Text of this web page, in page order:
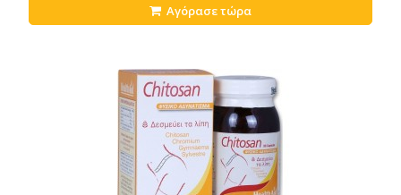
Αγόρασε τώρα